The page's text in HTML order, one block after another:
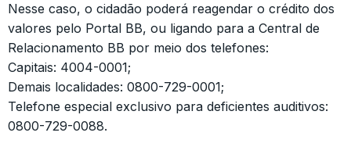
Nesse caso, o cidadão poderá reagendar o crédito dos
valores pelo Portal BB, ou ligando para a Central de
Relacionamento BB por meio dos telefones:
Capitais: 4004-0001;
Demais localidades: 0800-729-0001;
Telefone especial exclusivo para deficientes auditivos:
0800-729-0088.